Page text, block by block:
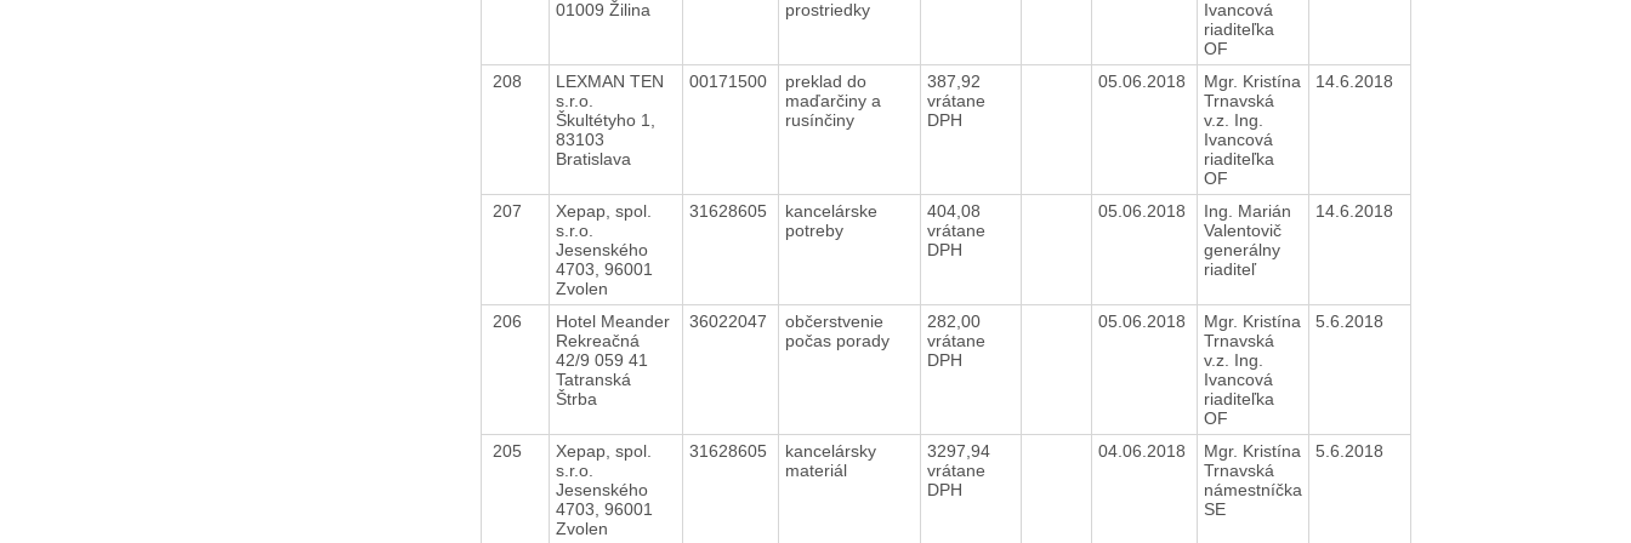
01009 Žilina prostriedky
Ivancová
riaditeľka
OF
208
LEXMAN TEN
s.r.o.
Škultétyho 1,
83103
Bratislava
00171500
preklad do
maďarčiny a
rusínčiny
387,92
vrátane
DPH
05.06.2018
Mgr. Kristína
Trnavská
v.z. Ing.
Ivancová
riaditeľka
OF
14.6.2018
207
Xepap, spol.
s.r.o.
Jesenského
4703, 96001
Zvolen
31628605
kancelárske
potreby
404,08
vrátane
DPH
05.06.2018
Ing. Marián
Valentovič
generálny
riaditeľ
14.6.2018
206
Hotel Meander
Rekreačná
42/9 059 41
Tatranská
Štrba
36022047
občerstvenie
počas porady
282,00
vrátane
DPH
05.06.2018
Mgr. Kristína
Trnavská
v.z. Ing.
Ivancová
riaditeľka
OF
5.6.2018
205
Xepap, spol.
s.r.o.
Jesenského
4703, 96001
Zvolen
31628605
kancelársky
materiál
3297,94
vrátane
DPH
04.06.2018
Mgr. Kristína
Trnavská
námestníčka
SE
5.6.2018